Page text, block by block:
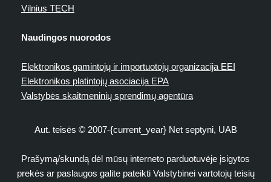
Vilnius TECH
Naudingos nuorodos
Elektronikos gamintojų ir importuotojų organizacija EEI
Elektronikos platintojų asociacija EPA
Valstybės skaitmeninių sprendimų agentūra
Aut. teisės © 2007-{current_year} Net septyni, UAB
Prašymą/skundą dėl mūsų interneto parduotuvėje įsigytos
prekės ar paslaugos galite pateikti Valstybinei vartotojų teisių